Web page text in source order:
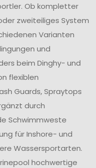
Ob kompletter
zweiteiliges System
Varianten
und
beim Dinghy- und
flexiblen
Guards, Spraytops
durch
Schwimmweste
für Inshore- und
Wassersportarten.
hochwertige